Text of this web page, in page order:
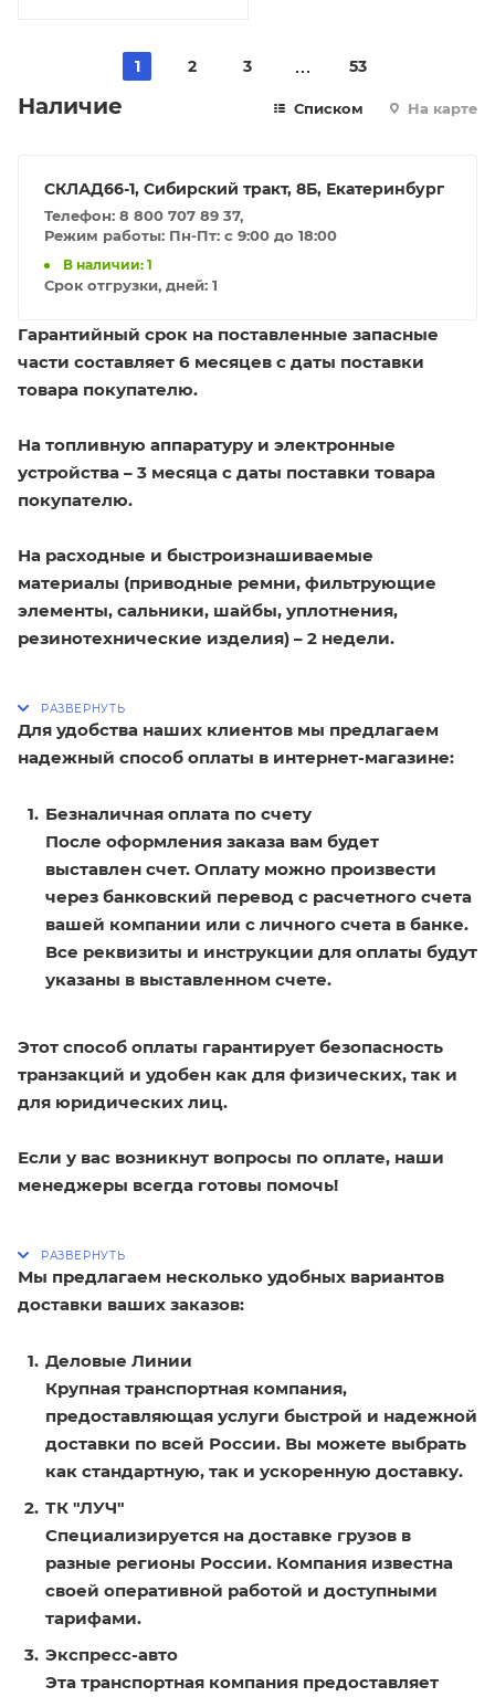
1 2 3 53
Наличие Списком На карте
СКЛАД66-1, Сибирский тракт, 8Б, Екатеринбург
Телефон: 8 800 707 89 37,
Режим работы: Пн-Пт: с 9:00 до 18:00
В наличии: 1
Срок отгрузки, дней: 1
Гарантийный срок на поставленные запасные
части составляет 6 месяцев с даты поставки
товара покупателю.
На топливную аппаратуру и электронные
устройства – 3 месяца с даты поставки товара
покупателю.
На расходные и быстроизнашиваемые
материалы (приводные ремни, фильтрующие
элементы, сальники, шайбы, уплотнения,
резинотехнические изделия) – 2 недели.
Для удобства наших клиентов мы предлагаем
надежный способ оплаты в интернет-магазине:
Безналичная оплата по счету
После оформления заказа вам будет
выставлен счет. Оплату можно произвести
через банковский перевод с расчетного счета
вашей компании или с личного счета в банке.
Все реквизиты и инструкции для оплаты будут
указаны в выставленном счете.
Этот способ оплаты гарантирует безопасность
транзакций и удобен как для физических, так и
для юридических лиц.
Если у вас возникнут вопросы по оплате, наши
менеджеры всегда готовы помочь!
Мы предлагаем несколько удобных вариантов
доставки ваших заказов:
Деловые Линии
Крупная транспортная компания,
предоставляющая услуги быстрой и надежной
доставки по всей России. Вы можете выбрать
как стандартную, так и ускоренную доставку.
ТК "ЛУЧ"
Специализируется на доставке грузов в
разные регионы России. Компания известна
своей оперативной работой и доступными
тарифами.
Экспресс-авто
Эта транспортная компания предоставляет